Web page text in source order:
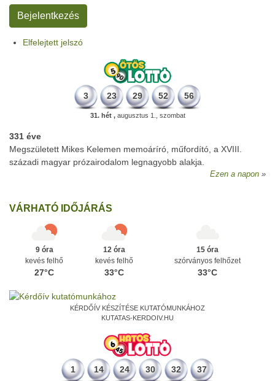
Elfelejtett jelszó
3 23 29 52 56
31. hét ,augusztus 1., szombat
331 éve
Megszületett Mikes Kelemen memoáríró, műfordító, a XVIII.
századi magyar prózairodalom legnagyobb alakja.
Ezen a napon
VÁRHATÓ IDŐJÁRÁS
9 óra
kevés felhő
27°C
12 óra
kevés felhő
33°C
15 óra
szórványos felhőzet
33°C
KÉRDŐÍV KÉSZÍTÉSE KUTATÓMUNKÁHOZ
KUTATAS-KERDOIV.HU
1 14 24 30 32 37